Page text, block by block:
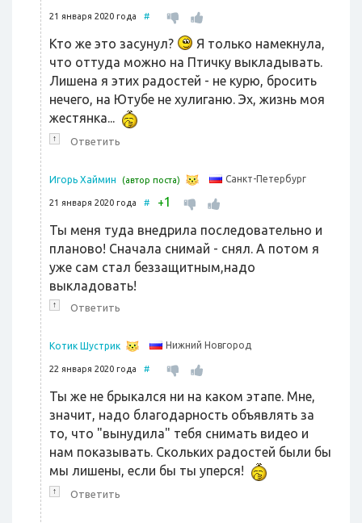
21 января 2020 года #
Кто же это засунул?
Я только намекнула,
что оттуда можно на Птичку выкладывать.
Лишена я этих радостей - не курю, бросить
нечего, на Ютубе не хулиганю. Эх, жизнь моя
жестянка...
↑ Ответить
Игорь Хаймин (автор поста) Санкт-Петербург
21 января 2020 года # +1
Ты меня туда внедрила последовательно и
планово! Сначала снимай - снял. А потом я
уже сам стал беззащитным,надо
выкладовать!
↑ Ответить
Котик Шустрик Нижний Новгород
22 января 2020 года #
Ты же не брыкался ни на каком этапе. Мне,
значит, надо благодарность объявлять за
то, что "вынудила" тебя снимать видео и
нам показывать. Скольких радостей были бы
мы лишены, если бы ты уперся!
↑ Ответить